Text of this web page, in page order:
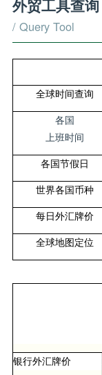
外贸工具查询
/ Query Tool
全球时间查询
各国
上班时间
各国节假日
世界各国币种
每日外汇牌价
全球地图定位
银行外汇牌价